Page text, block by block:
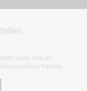
Dann teile es
und deiner Familie.